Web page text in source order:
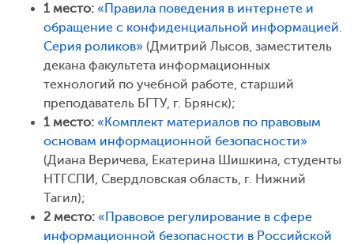
1 место: «Правила поведения в интернете и
обращение с конфиденциальной информацией.
Серия роликов» (Дмитрий Лысов, заместитель
декана факультета информационных
технологий по учебной работе, старший
преподаватель БГТУ, г. Брянск);
1 место: «Комплект материалов по правовым
основам информационной безопасности»
(Диана Веричева, Екатерина Шишкина, студенты
НТГСПИ, Свердловская область, г. Нижний
Тагил);
2 место: «Правовое регулирование в сфере
информационной безопасности в Российской